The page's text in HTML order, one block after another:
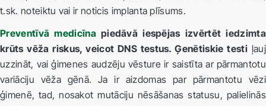
t.sk. noteiktu vai ir noticis implanta plīsums.
Preventīvā medicīnapiedāvā iespējas izvērtēt iedzimta
krūts vēža riskus, veicot DNS testus. Ģenētiskie testi ļauj
uzzināt, vai ģimenes audzēju vēsture ir saistīta ar pārmantotu
variāciju vēža gēnā. Ja ir aizdomas par pārmantotu vēzi
ģimenē, tad, nosakot mutāciju nēsāšanas statusu, palielinās